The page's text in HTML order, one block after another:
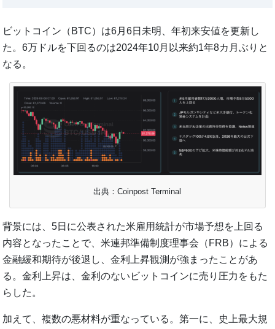
ビットコイン（BTC）は6月6日未明、年初来安値を更新し
た。6万ドルを下回るのは2024年10月以来約1年8カ月ぶりと
なる。
出典：Coinpost Terminal
背景には、5日に公表された米雇用統計が市場予想を上回る
内容となったことで、米連邦準備制度理事会（FRB）による
金融緩和期待が後退し、金利上昇観測が強まったことがあ
る。金利上昇は、金利のないビットコインに売り圧力をもた
らした。
加えて、複数の悪材料が重なっている。第一に、史上最大規